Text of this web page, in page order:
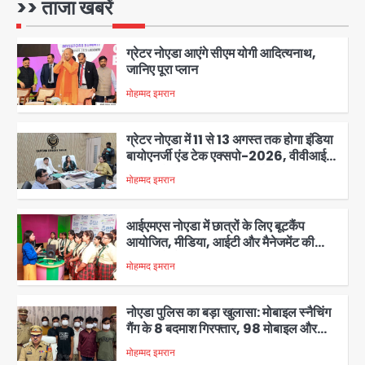
>> ताजा खबरें
1
2
ग्रेटर नोएडा आएंगे सीएम योगी आदित्यनाथ,
जानिए पूरा प्लान
मोहम्मद इमरान
3
ग्रेटर नोएडा में 11 से 13 अगस्त तक होगा इंडिया
बायोएनर्जी एंड टेक एक्सपो-2026, वीवीआईपी
मूवमेंट को लेकर प्रशासन अलर्ट
मोहम्मद इमरान
4
आईएमएस नोएडा में छात्रों के लिए बूटकैंप
आयोजित, मीडिया, आईटी और मैनेजमेंट की
बारीकियों से हुए रूबरू
मोहम्मद इमरान
5
नोएडा पुलिस का बड़ा खुलासा: मोबाइल स्नैचिंग
गैंग के 8 बदमाश गिरफ्तार, 98 मोबाइल और
सैकड़ों पार्ट्स बरामद
मोहम्मद इमरान